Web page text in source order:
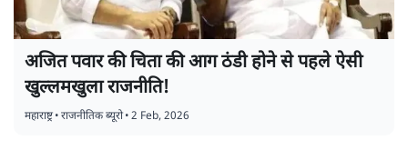
अजित पवार की चिता की आग ठंडी होने से पहले ऐसी
खुल्लमखुला राजनीति!
महाराष्ट्र•राजनीतिक ब्यूरो•2 Feb, 2026